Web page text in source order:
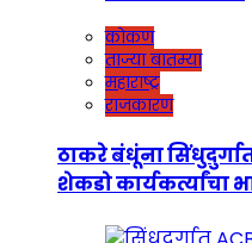
कोकण
ताज्या बातम्या
महाराष्ट्र
राजकारण
ठाकरे बंधूंना
शेकडो कार्यकर्त्यांचा